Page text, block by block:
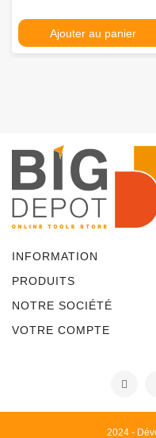
Ajouter au panier
INFORMATION
PRODUITS
NOTRE SOCIÉTÉ
VOTRE COMPTE
2024 -